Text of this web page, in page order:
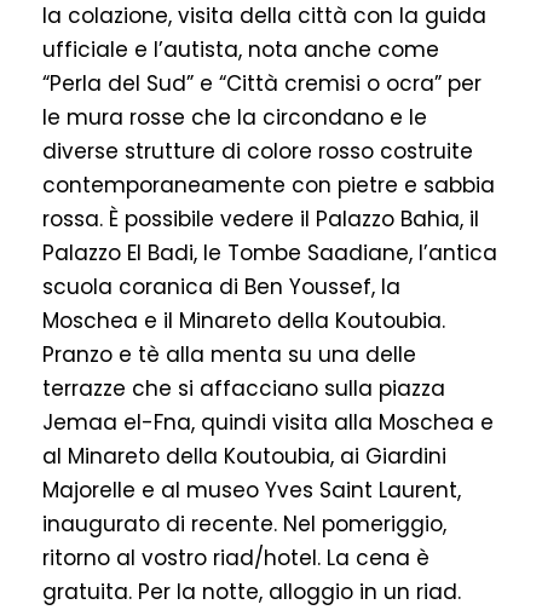
la colazione, visita della città con la guida
ufficiale e l’autista, nota anche come
“Perla del Sud” e “Città cremisi o ocra” per
le mura rosse che la circondano e le
diverse strutture di colore rosso costruite
contemporaneamente con pietre e sabbia
rossa. È possibile vedere il Palazzo Bahia, il
Palazzo El Badi, le Tombe Saadiane, l’antica
scuola coranica di Ben Youssef, la
Moschea e il Minareto della Koutoubia.
Pranzo e tè alla menta su una delle
terrazze che si affacciano sulla piazza
Jemaa el-Fna, quindi visita alla Moschea e
al Minareto della Koutoubia, ai Giardini
Majorelle e al museo Yves Saint Laurent,
inaugurato di recente. Nel pomeriggio,
ritorno al vostro riad/hotel. La cena è
gratuita. Per la notte, alloggio in un riad.